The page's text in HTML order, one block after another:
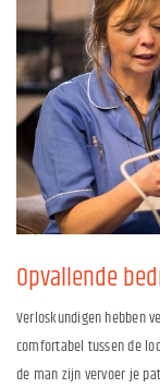
Opvallende
Verloskundigen hebben
comfortabel tussen de
de man zijn vervoer je